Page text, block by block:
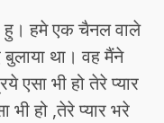
हु। हमे एक चैनल वाले
था। वह मैंने
एसा भी हो तेरे प्यार
हो ,तेरे प्यार भरे